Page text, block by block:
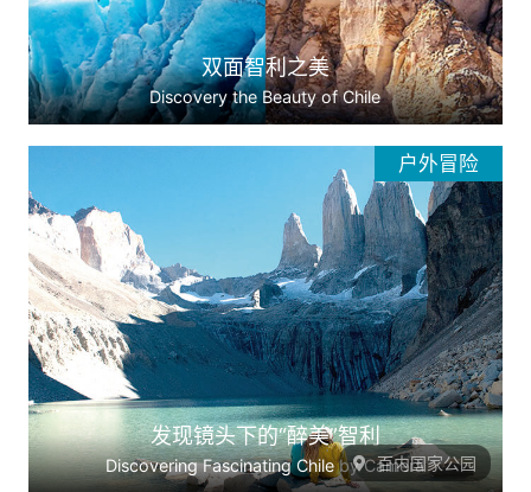
双面智利之美
Discovery the Beauty of Chile
发现镜头下的“醉美”智利
Discovering Fascinating Chile by Camera
户外冒险
百内国家公园